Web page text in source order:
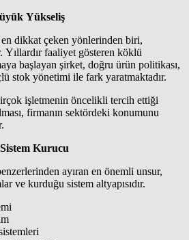
Yükseliş
dikkat çeken yönlerinden biri,
Yıllardır faaliyet gösteren köklü
başlayan şirket, doğru ürün politikası,
stok yönetimi ile fark yaratmaktadır.
işletmenin öncelikli tercih ettiği
firmanın sektördeki konumunu
Kurucu
ayıran en önemli unsur,
ve kurduğu sistem altyapısıdır.